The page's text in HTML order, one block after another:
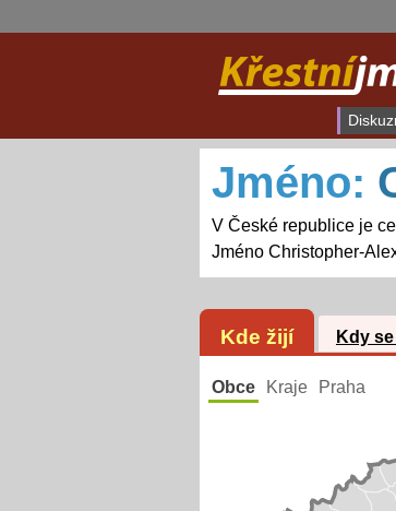
Jméno:
V České republice je
Jméno Christopher-
Kde žijí Kdy
Obce Kraje Praha